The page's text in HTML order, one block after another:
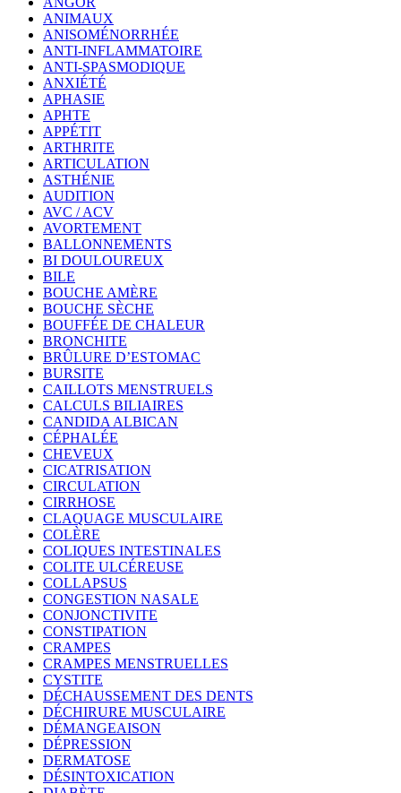
ANIMAUX
ANISOMÉNORRHÉE
ANTI-INFLAMMATOIRE
ANTI-SPASMODIQUE
ANXIÉTÉ
APHASIE
APHTE
APPÉTIT
ARTHRITE
ARTICULATION
ASTHÉNIE
AUDITION
AVC / ACV
AVORTEMENT
BALLONNEMENTS
BI DOULOUREUX
BILE
BOUCHE AMÈRE
BOUCHE SÈCHE
BOUFFÉE DE CHALEUR
BRONCHITE
BRÛLURE D’ESTOMAC
BURSITE
CAILLOTS MENSTRUELS
CALCULS BILIAIRES
CANDIDA ALBICAN
CÉPHALÉE
CHEVEUX
CICATRISATION
CIRCULATION
CIRRHOSE
CLAQUAGE MUSCULAIRE
COLÈRE
COLIQUES INTESTINALES
COLITE ULCÉREUSE
COLLAPSUS
CONGESTION NASALE
CONJONCTIVITE
CONSTIPATION
CRAMPES
CRAMPES MENSTRUELLES
CYSTITE
DÉCHAUSSEMENT DES DENTS
DÉCHIRURE MUSCULAIRE
DÉMANGEAISON
DÉPRESSION
DERMATOSE
DÉSINTOXICATION